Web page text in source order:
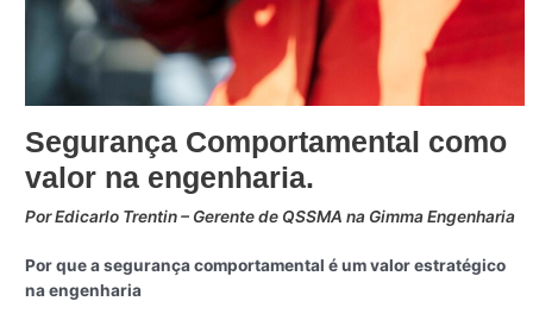
Segurança Comportamental como
valor na engenharia.
Por Edicarlo Trentin – Gerente de QSSMA na Gimma Engenharia
Por que a segurança comportamental é um valor estratégico
na engenharia